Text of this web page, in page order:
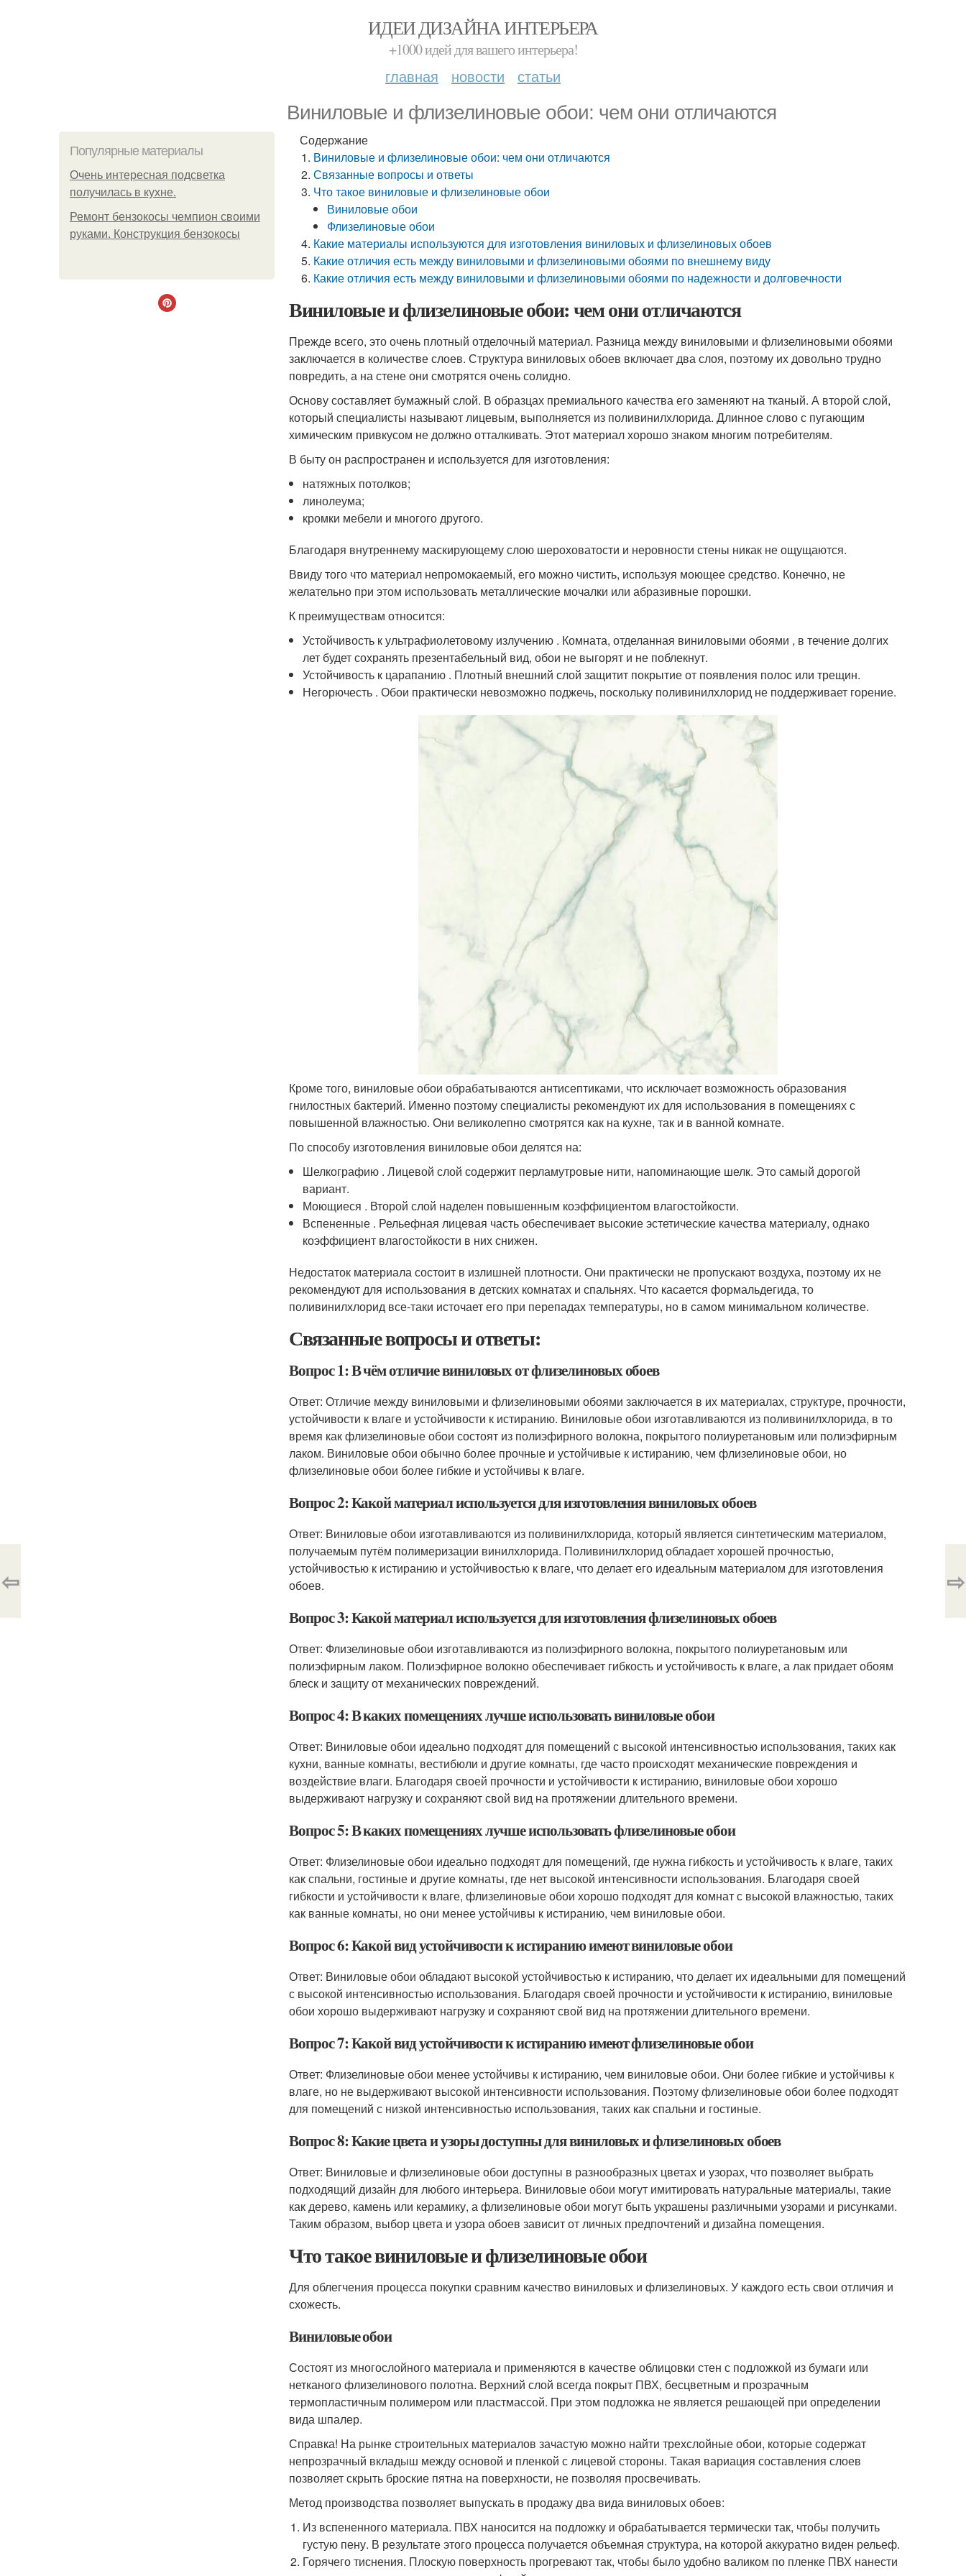
ИДЕИ ДИЗАЙНА ИНТЕРЬЕРА
+1000 идей для вашего интерьера!
главная новости статьи
Виниловые и флизелиновые обои: чем они отличаются
Популярные материалы
Очень интересная подсветка
получилась в кухне.
Ремонт бензокосы чемпион своими
руками. Конструкция бензокосы
Содержание
Виниловые и флизелиновые обои: чем они отличаются
Связанные вопросы и ответы
Что такое виниловые и флизелиновые обои
Виниловые обои
Флизелиновые обои
Какие материалы используются для изготовления виниловых и флизелиновых обоев
Какие отличия есть между виниловыми и флизелиновыми обоями по внешнему виду
Какие отличия есть между виниловыми и флизелиновыми обоями по надежности и долговечности
Виниловые и флизелиновые обои: чем они отличаются
Прежде всего, это очень плотный отделочный материал. Разница между виниловыми и флизелиновыми обоями
заключается в количестве слоев. Структура виниловых обоев включает два слоя, поэтому их довольно трудно
повредить, а на стене они смотрятся очень солидно.
Основу составляет бумажный слой. В образцах премиального качества его заменяют на тканый. А второй слой,
который специалисты называют лицевым, выполняется из поливинилхлорида. Длинное слово с пугающим
химическим привкусом не должно отталкивать. Этот материал хорошо знаком многим потребителям.
В быту он распространен и используется для изготовления:
натяжных потолков;
линолеума;
кромки мебели и многого другого.
Благодаря внутреннему маскирующему слою шероховатости и неровности стены никак не ощущаются.
Ввиду того что материал непромокаемый, его можно чистить, используя моющее средство. Конечно, не
желательно при этом использовать металлические мочалки или абразивные порошки.
К преимуществам относится:
Устойчивость к ультрафиолетовому излучению . Комната, отделанная виниловыми обоями , в течение долгих
лет будет сохранять презентабельный вид, обои не выгорят и не поблекнут.
Устойчивость к царапанию . Плотный внешний слой защитит покрытие от появления полос или трещин.
Негорючесть . Обои практически невозможно поджечь, поскольку поливинилхлорид не поддерживает горение.
Кроме того, виниловые обои обрабатываются антисептиками, что исключает возможность образования
гнилостных бактерий. Именно поэтому специалисты рекомендуют их для использования в помещениях с
повышенной влажностью. Они великолепно смотрятся как на кухне, так и в ванной комнате.
По способу изготовления виниловые обои делятся на:
Шелкографию . Лицевой слой содержит перламутровые нити, напоминающие шелк. Это самый дорогой
вариант.
Моющиеся . Второй слой наделен повышенным коэффициентом влагостойкости.
Вспененные . Рельефная лицевая часть обеспечивает высокие эстетические качества материалу, однако
коэффициент влагостойкости в них снижен.
Недостаток материала состоит в излишней плотности. Они практически не пропускают воздуха, поэтому их не
рекомендуют для использования в детских комнатах и спальнях. Что касается формальдегида, то
поливинилхлорид все-таки источает его при перепадах температуры, но в самом минимальном количестве.
Связанные вопросы и ответы:
Вопрос 1: В чём отличие виниловых от флизелиновых обоев
Ответ: Отличие между виниловыми и флизелиновыми обоями заключается в их материалах, структуре, прочности,
устойчивости к влаге и устойчивости к истиранию. Виниловые обои изготавливаются из поливинилхлорида, в то
время как флизелиновые обои состоят из полиэфирного волокна, покрытого полиуретановым или полиэфирным
лаком. Виниловые обои обычно более прочные и устойчивые к истиранию, чем флизелиновые обои, но
флизелиновые обои более гибкие и устойчивы к влаге.
Вопрос 2: Какой материал используется для изготовления виниловых обоев
Ответ: Виниловые обои изготавливаются из поливинилхлорида, который является синтетическим материалом,
получаемым путём полимеризации винилхлорида. Поливинилхлорид обладает хорошей прочностью,
устойчивостью к истиранию и устойчивостью к влаге, что делает его идеальным материалом для изготовления
обоев.
Вопрос 3: Какой материал используется для изготовления флизелиновых обоев
Ответ: Флизелиновые обои изготавливаются из полиэфирного волокна, покрытого полиуретановым или
полиэфирным лаком. Полиэфирное волокно обеспечивает гибкость и устойчивость к влаге, а лак придает обоям
блеск и защиту от механических повреждений.
Вопрос 4: В каких помещениях лучше использовать виниловые обои
Ответ: Виниловые обои идеально подходят для помещений с высокой интенсивностью использования, таких как
кухни, ванные комнаты, вестибюли и другие комнаты, где часто происходят механические повреждения и
воздействие влаги. Благодаря своей прочности и устойчивости к истиранию, виниловые обои хорошо
выдерживают нагрузку и сохраняют свой вид на протяжении длительного времени.
Вопрос 5: В каких помещениях лучше использовать флизелиновые обои
Ответ: Флизелиновые обои идеально подходят для помещений, где нужна гибкость и устойчивость к влаге, таких
как спальни, гостиные и другие комнаты, где нет высокой интенсивности использования. Благодаря своей
гибкости и устойчивости к влаге, флизелиновые обои хорошо подходят для комнат с высокой влажностью, таких
как ванные комнаты, но они менее устойчивы к истиранию, чем виниловые обои.
Вопрос 6: Какой вид устойчивости к истиранию имеют виниловые обои
Ответ: Виниловые обои обладают высокой устойчивостью к истиранию, что делает их идеальными для помещений
с высокой интенсивностью использования. Благодаря своей прочности и устойчивости к истиранию, виниловые
обои хорошо выдерживают нагрузку и сохраняют свой вид на протяжении длительного времени.
Вопрос 7: Какой вид устойчивости к истиранию имеют флизелиновые обои
Ответ: Флизелиновые обои менее устойчивы к истиранию, чем виниловые обои. Они более гибкие и устойчивы к
влаге, но не выдерживают высокой интенсивности использования. Поэтому флизелиновые обои более подходят
для помещений с низкой интенсивностью использования, таких как спальни и гостиные.
Вопрос 8: Какие цвета и узоры доступны для виниловых и флизелиновых обоев
Ответ: Виниловые и флизелиновые обои доступны в разнообразных цветах и узорах, что позволяет выбрать
подходящий дизайн для любого интерьера. Виниловые обои могут имитировать натуральные материалы, такие
как дерево, камень или керамику, а флизелиновые обои могут быть украшены различными узорами и рисунками.
Таким образом, выбор цвета и узора обоев зависит от личных предпочтений и дизайна помещения.
Что такое виниловые и флизелиновые обои
Для облегчения процесса покупки сравним качество виниловых и флизелиновых. У каждого есть свои отличия и
схожесть.
Виниловые обои
Состоят из многослойного материала и применяются в качестве облицовки стен с подложкой из бумаги или
нетканого флизелинового полотна. Верхний слой всегда покрыт ПВХ, бесцветным и прозрачным
термопластичным полимером или пластмассой. При этом подложка не является решающей при определении
вида шпалер.
Справка! На рынке строительных материалов зачастую можно найти трехслойные обои, которые содержат
непрозрачный вкладыш между основой и пленкой с лицевой стороны. Такая вариация составления слоев
позволяет скрыть броские пятна на поверхности, не позволяя просвечивать.
Метод производства позволяет выпускать в продажу два вида виниловых обоев:
Из вспененного материала. ПВХ наносится на подложку и обрабатывается термически так, чтобы получить
густую пену. В результате этого процесса получается объемная структура, на которой аккуратно виден рельеф.
Горячего тиснения. Плоскую поверхность прогревают так, чтобы было удобно валиком по пленке ПВХ нанести
⇦ ⇨